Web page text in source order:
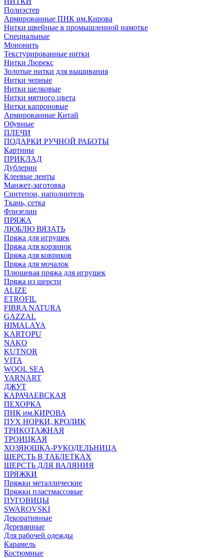
Полиэстер
Армированные ПНК им.Кирова
Нитки швейные в промышленной намотке
Специальные
Мононить
Текстурированные нитки
Нитки Люрекс
Золотые нитки для вышивания
Нитки черные
Нитки шелковые
Нитки мятного цвета
Нитки капроновые
Армированные Китай
Обувные
ПЛЕЧИ
ПОДАРКИ РУЧНОЙ РАБОТЫ
Картины
ПРИКЛАД
Дублерин
Клеевые ленты
Манжет-заготовка
Синтепон, наполнитель
Ткань, сетка
Флизелин
ПРЯЖА
ЛЮБЛЮ ВЯЗАТЬ
Пряжа для игрушек
Пряжа для корзинок
Пряжа для ковриков
Пряжа для мочалок
Плюшевая пряжа для игрушек
Пряжа из шерсти
ALIZE
ETROFIL
FIBRA NATURA
GAZZAL
HIMALAYA
KARTOPU
NAKO
KUTNOR
VITA
WOOL SEA
YARNART
ДЖУТ
КАРАЧАЕВСКАЯ
ПЕХОРКА
ПНК им.КИРОВА
ПУХ НОРКИ, КРОЛИК
ТРИКОТАЖНАЯ
ТРОИЦКАЯ
ХОЗЯЮШКА-РУКОДЕЛЬНИЦА
ШЕРСТЬ В ТАБЛЕТКАХ
ШЕРСТЬ ДЛЯ ВАЛЯНИЯ
ПРЯЖКИ
Пряжки металлические
Пряжки пластмассовые
ПУГОВИЦЫ
SWAROVSKI
Декоративные
Деревянные
Для рабочей одежды
Карамель
Костюмные